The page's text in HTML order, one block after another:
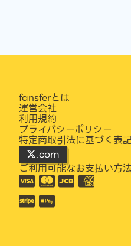
fansferとは
運営会社
利用規約
プライバシーポリシー
特定商取引法に基づく表
.com
ご利用可能なお支払い方法